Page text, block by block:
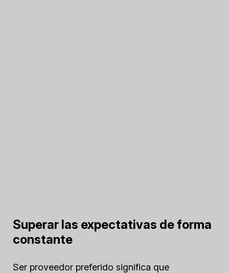
Superar las expectativas de forma
constante
Ser proveedor preferido significa que